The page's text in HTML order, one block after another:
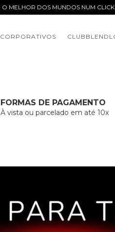
O MELHOR DOS MUNDOS NUM CLICK
CORPORATIVOS
FORMAS DE PAGAMENTO
À vista ou parcelado em até 10x